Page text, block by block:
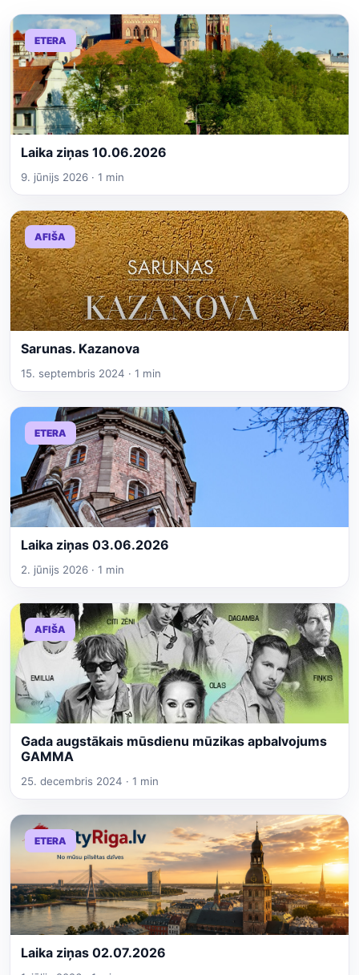
ETERA
Laika ziņas 10.06.2026
9. jūnijs 2026 · 1 min
AFIŠA
Sarunas. Kazanova
15. septembris 2024 · 1 min
ETERA
Laika ziņas 03.06.2026
2. jūnijs 2026 · 1 min
AFIŠA
Gada augstākais mūsdienu mūzikas apbalvojums
GAMMA
25. decembris 2024 · 1 min
ETERA
Laika ziņas 02.07.2026